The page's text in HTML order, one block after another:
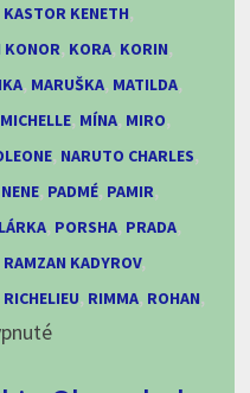
KASTOR KENETH,
KONOR, KORA, KORIN,
, MARUŠKA, MATILDA,
MICHELLE, MÍNA, MIRO,
, NARUTO CHARLES,
, PADMÉ, PAMIR,
, PORSHA, PRADA,
RAMZAN KADYROV,
RICHELIEU, RIMMA, ROHAN,
na